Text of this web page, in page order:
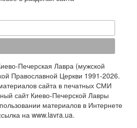
Печерская Лавра (мужской
Православной Церкви 1991-2026.
сайта в печатных СМИ
сайт Киево-Печерской Лавры
материалов в Интернете
на www.lavra.ua.